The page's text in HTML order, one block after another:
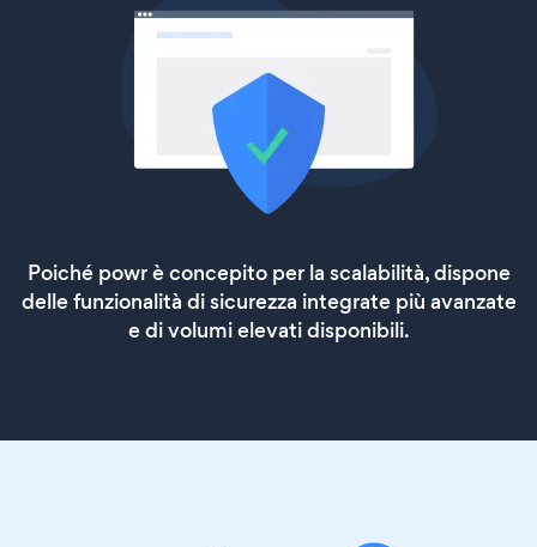
Poiché powr è concepito per la scalabilità, dispone
delle funzionalità di sicurezza integrate più avanzate
e di volumi elevati disponibili.